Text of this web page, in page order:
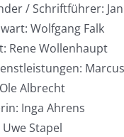
/ Schriftführer:
Wolfgang Falk
Rene Wollenhaupt
Albrecht
Inga Ahrens
Stapel